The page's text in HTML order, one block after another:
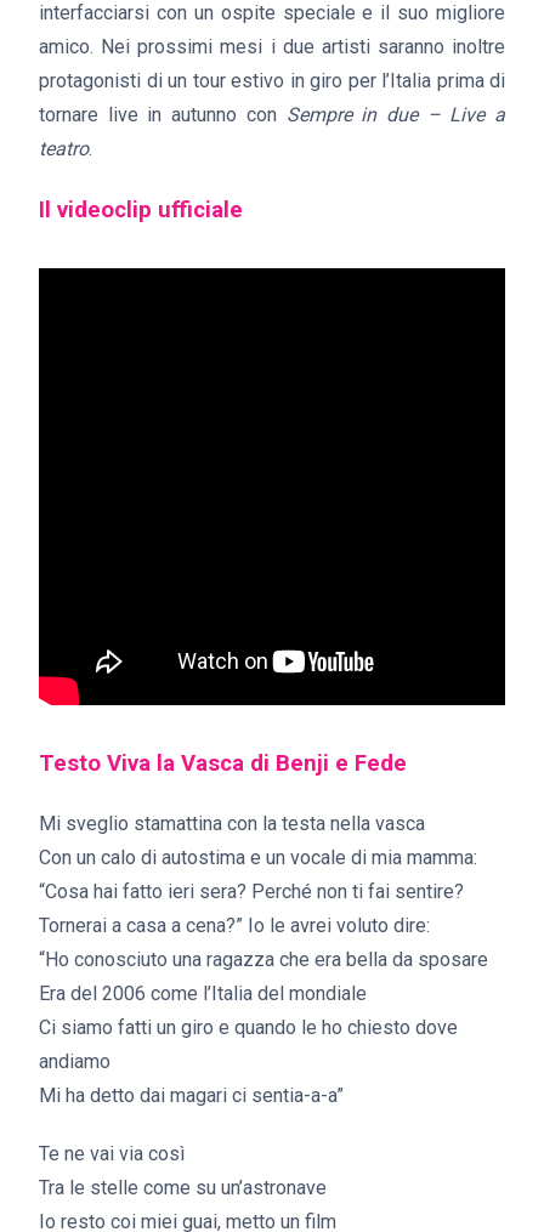
interfacciarsi con un ospite speciale e il suo migliore
amico. Nei prossimi mesi i due artisti saranno inoltre
protagonisti di un tour estivo in giro per l’Italia prima di
tornare live in autunno con Sempre in due – Live a
teatro.
Il videoclip ufficiale
Testo Viva la Vasca di Benji e Fede
Mi sveglio stamattina con la testa nella vasca
Con un calo di autostima e un vocale di mia mamma:
“Cosa hai fatto ieri sera? Perché non ti fai sentire?
Tornerai a casa a cena?” Io le avrei voluto dire:
“Ho conosciuto una ragazza che era bella da sposare
Era del 2006 come l’Italia del mondiale
Ci siamo fatti un giro e quando le ho chiesto dove
andiamo
Mi ha detto dai magari ci sentia-a-a”
Te ne vai via così
Tra le stelle come su un’astronave
Io resto coi miei guai, metto un film